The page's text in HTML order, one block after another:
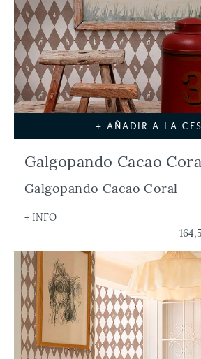
+ AÑADIR A LA
Galgopando Cacao
Galgopando Cacao Coral
+ INFO